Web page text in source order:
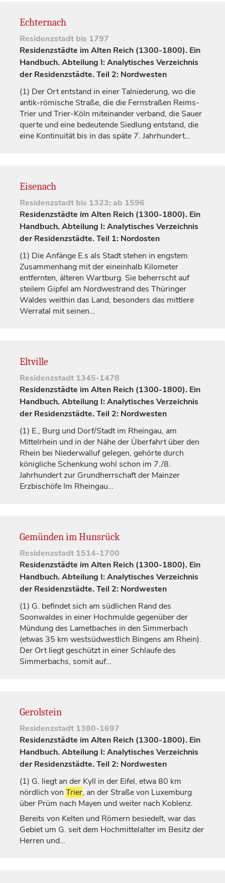
Echternach
Residenzstadt bis 1797
Residenzstädte im Alten Reich (1300-1800). Ein
Handbuch. Abteilung I: Analytisches Verzeichnis
der Residenzstädte. Teil 2: Nordwesten
(1) Der Ort entstand in einer Talniederung, wo die
antik-römische Straße, die die Fernstraßen Reims-
Trier und Trier-Köln miteinander verband, die Sauer
querte und eine bedeutende Siedlung entstand, die
eine Kontinuität bis in das späte 7. Jahrhundert…
Eisenach
Residenzstadt bis 1323; ab 1596
Residenzstädte im Alten Reich (1300-1800). Ein
Handbuch. Abteilung I: Analytisches Verzeichnis
der Residenzstädte. Teil 1: Nordosten
(1) Die Anfänge E.s als Stadt stehen in engstem
Zusammenhang mit der eineinhalb Kilometer
entfernten, älteren Wartburg. Sie beherrscht auf
steilem Gipfel am Nordwestrand des Thüringer
Waldes weithin das Land, besonders das mittlere
Werratal mit seinen…
Eltville
Residenzstadt 1345-1478
Residenzstädte im Alten Reich (1300-1800). Ein
Handbuch. Abteilung I: Analytisches Verzeichnis
der Residenzstädte. Teil 2: Nordwesten
(1) E., Burg und Dorf/Stadt im Rheingau, am
Mittelrhein und in der Nähe der Überfahrt über den
Rhein bei Niederwalluf gelegen, gehörte durch
königliche Schenkung wohl schon im 7./8.
Jahrhundertzur Grundherrschaft der Mainzer
Erzbischöfe Im Rheingau…
Gemünden im Hunsrück
Residenzstadt 1514-1700
Residenzstädte im Alten Reich (1300-1800). Ein
Handbuch. Abteilung I: Analytisches Verzeichnis
der Residenzstädte. Teil 2: Nordwesten
(1) G. befindet sich am südlichen Rand des
Soonwaldes in einer Hochmulde gegenüber der
Mündung des Lametbaches in den Simmerbach
(etwas 35 km westsüdwestlich Bingens am Rhein).
Der Ort liegt geschützt in einer Schlaufe des
Simmerbachs, somit auf…
Gerolstein
Residenzstadt 1380-1697
Residenzstädte im Alten Reich (1300-1800). Ein
Handbuch. Abteilung I: Analytisches Verzeichnis
der Residenzstädte. Teil 2: Nordwesten
(1) G. liegt an der Kyll in der Eifel, etwa 80 km
nördlich von Trier, an der Straße von Luxemburg
über Prüm nach Mayen und weiter nach Koblenz.
Bereits von Kelten und Römern besiedelt, war das
Gebiet um G. seit dem Hochmittelalter im Besitz der
Herren und…